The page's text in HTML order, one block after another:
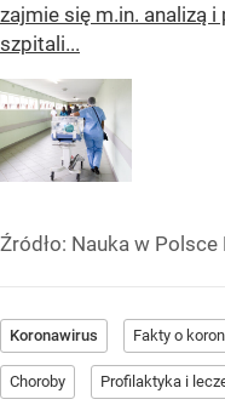
zajmie się m.in. analizą
szpitali...
Źródło: Nauka w Polsce
Koronawirus Fakty o
Choroby Profilaktyka i